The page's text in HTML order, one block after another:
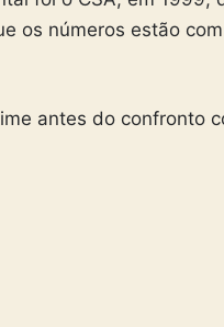
os números estão
antes do confronto